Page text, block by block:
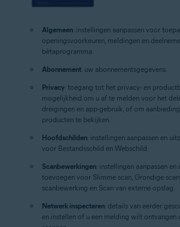
Algemeen: instellingen aanpassen voor
openingsvoorkeuren, meldingen en
bètaprogramma.
Abonnement: uw abonnementsgegevens.
Privacy: toegang tot het privacy- en
mogelijkheid om u af te melden voor het
dreigingen en app-gebruik, of om
producten te bekijken.
Hoofdschilden: instellingen aanpassen en
voor Bestandsschild en Webschild.
Scanbewerkingen: instellingen aanpassen
toevoegen voor Slimme scan, Grondige
scanbewerking en Scan van externe opslag.
Netwerk inspecteren: details van eerder
en instellen of u een melding wilt ontvangen